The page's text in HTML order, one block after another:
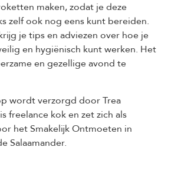
maken, zodat je deze
zelf ook nog eens kunt bereiden.
je tips en adviezen over hoe je
en hygiënisch kunt werken. Het
en gezellige avond te
wordt verzorgd door Trea
freelance kok en zet zich als
het Smakelijk Ontmoeten in
Salaamander.